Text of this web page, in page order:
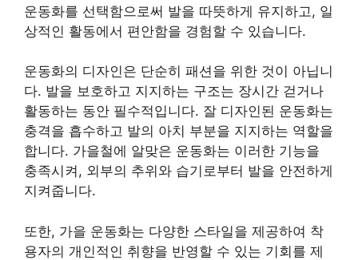
운동화를 선택함으로써 발을 따뜻하게 유지하고, 일
상적인 활동에서 편안함을 경험할 수 있습니다.
운동화의 디자인은 단순히 패션을 위한 것이 아닙니
다. 발을 보호하고 지지하는 구조는 장시간 걷거나
활동하는 동안 필수적입니다. 잘 디자인된 운동화는
충격을 흡수하고 발의 아치 부분을 지지하는 역할을
합니다. 가을철에 알맞은 운동화는 이러한 기능을
충족시켜, 외부의 추위와 습기로부터 발을 안전하게
지켜줍니다.
또한, 가을 운동화는 다양한 스타일을 제공하여 착
용자의 개인적인 취향을 반영할 수 있는 기회를 제